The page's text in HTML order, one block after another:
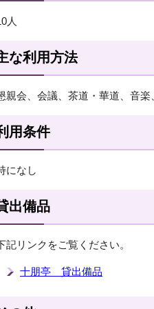
人
な利用方法
親会、会議、茶道・華道、音
用条件
になし
出備品
記リンクをご覧ください。
十朋亭 貸出備品